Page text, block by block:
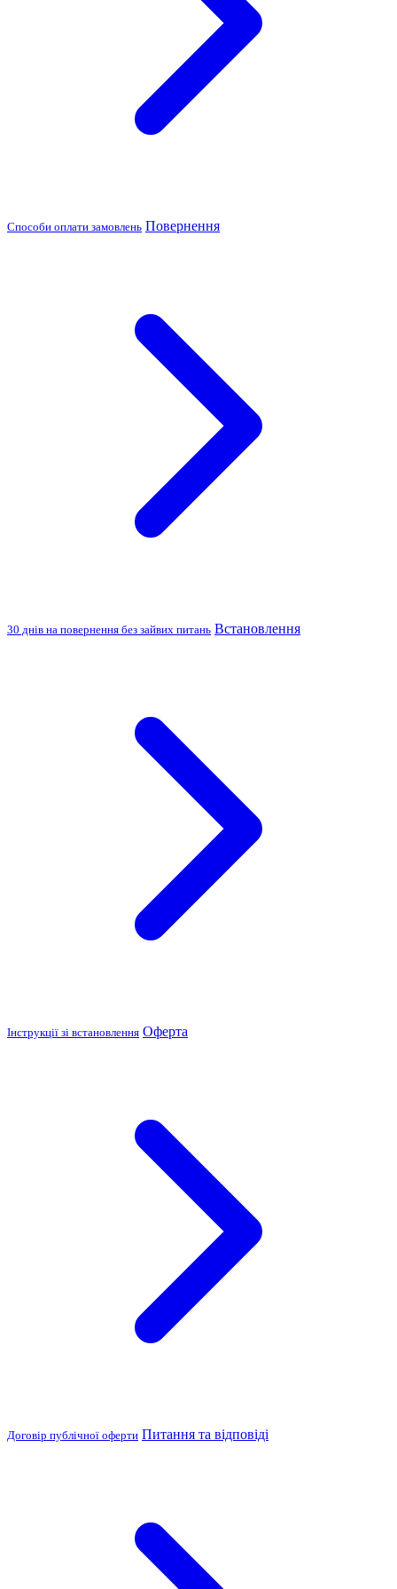
Способи оплати замовлень Повернення
30 днів на повернення без зайвих питань Встановлення
Інструкції зі встановлення Оферта
Договір публічної оферти Питання та відповіді